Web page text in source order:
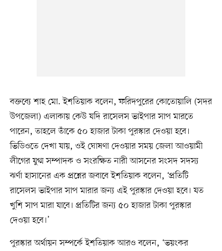
বক্তব্যে শাহ মো. ইশতিয়াক বলেন, ফরিদপুরের কোতোয়ালি (সদর
উপজেলা) এলাকায় কেউ যদি রাসেলস ভাইপার সাপ মারতে
পারেন, তাহলে তাঁকে ৫০ হাজার টাকা পুরস্কার দেওয়া হবে।
ভিডিওতে দেখা যায়, ওই ঘোষণা দেওয়ার সময় জেলা আওয়ামী
লীগের যুগ্ম সম্পাদক ও সংরক্ষিত নারী আসনের সংসদ সদস্য
ঝর্ণা হাসানের এক প্রশ্নের জবাবে ইশতিয়াক বলেন, ‘প্রতিটি
রাসেলস ভাইপার সাপ মারার জন্য এই পুরস্কার দেওয়া হবে। যত
খুশি সাপ মারা যাবে। প্রতিটির জন্য ৫০ হাজার টাকা পুরস্কার
দেওয়া হবে।’
পুরস্কার অর্থায়ন সম্পর্কে ইশতিয়াক আরও বলেন, ‘ভয়ংকর